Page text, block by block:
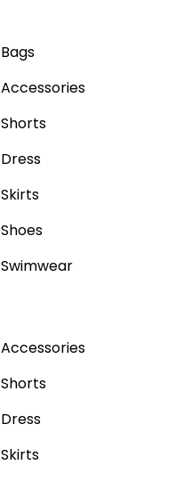
Bags
Accessories
Shorts
Dress
Skirts
Shoes
Swimwear
Accessories
Shorts
Dress
Skirts